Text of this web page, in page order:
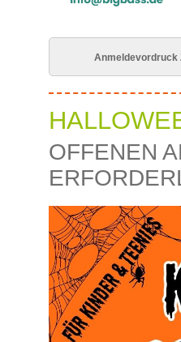
Anmeldevordruck
OFFENEN